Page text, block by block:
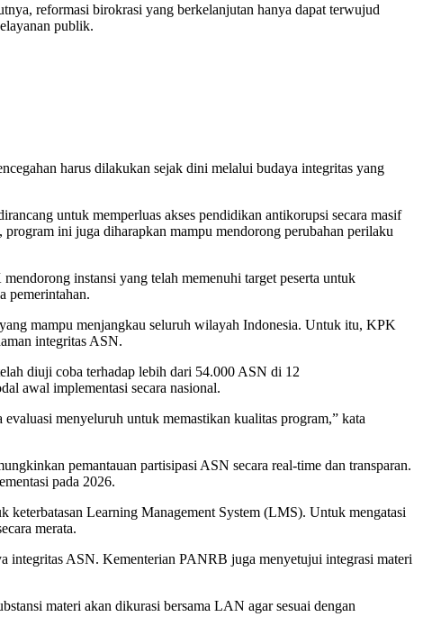
reformasi birokrasi yang berkelanjutan hanya dapat terwujud
publik.
harus dilakukan sejak dini melalui budaya integritas yang
untuk memperluas akses pendidikan antikorupsi secara masif
ini juga diharapkan mampu mendorong perubahan perilaku
instansi yang telah memenuhi target peserta untuk
pemerintahan.
mampu menjangkau seluruh wilayah Indonesia. Untuk itu, KPK
integritas ASN.
diuji coba terhadap lebih dari 54.000 ASN di 12
awal implementasi secara nasional.
menyeluruh untuk memastikan kualitas program,” kata
pemantauan partisipasi ASN secara real-time dan transparan.
pada 2026.
keterbatasan Learning Management System (LMS). Untuk mengatasi
merata.
integritas ASN. Kementerian PANRB juga menyetujui integrasi materi
materi akan dikurasi bersama LAN agar sesuai dengan